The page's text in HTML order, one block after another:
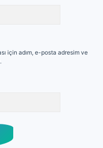
için adım, e-posta adresim ve